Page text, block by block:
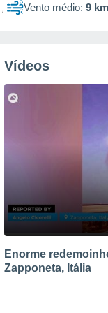
Vento médio: 9
Vídeos
Enorme
Zapponeta, Itália